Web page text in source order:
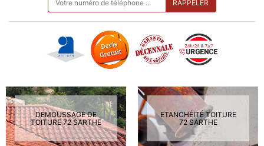
DEMOUSSAGE DE
TOITURE 72 SARTHE
ETANCHÉITÉ TOITURE
72 SARTHE